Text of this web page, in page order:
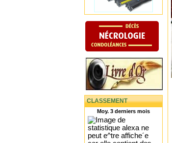
CLASSEMENT
Moy. 3 derniers mois